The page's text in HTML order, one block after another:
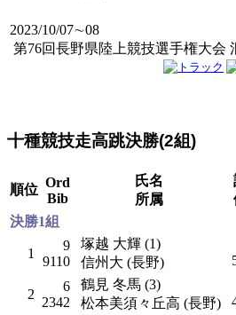
2023/10/07∼08
第76回長野県陸上競技選手権大会
十種競技走高跳決勝(2組)
順位 Ord
Bib
氏名
所属
決勝1組
1
9
9110
塚越 大輝 (1)
信州大 (長野)
2
6
2342
鶴見 冬馬 (3)
松本美須々丘高 (長野)